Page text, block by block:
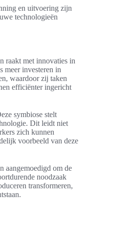
en uitvoering zijn
technologieën
raakt met innovaties in
meer investeren in
waardoor zij taken
efficiënter ingericht
symbiose stelt
Dit leidt niet
zich kunnen
voorbeeld van deze
aangemoedigd om de
noodzaak
transformeren,